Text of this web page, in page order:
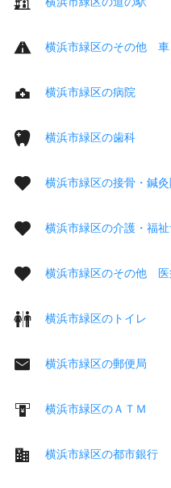
横浜市緑区のその他 車
横浜市緑区の病院
横浜市緑区の歯科
横浜市緑区の接骨・鍼灸
横浜市緑区の介護・福
横浜市緑区のその他 医
横浜市緑区のトイレ
横浜市緑区の郵便局
横浜市緑区のＡＴＭ
横浜市緑区の都市銀行